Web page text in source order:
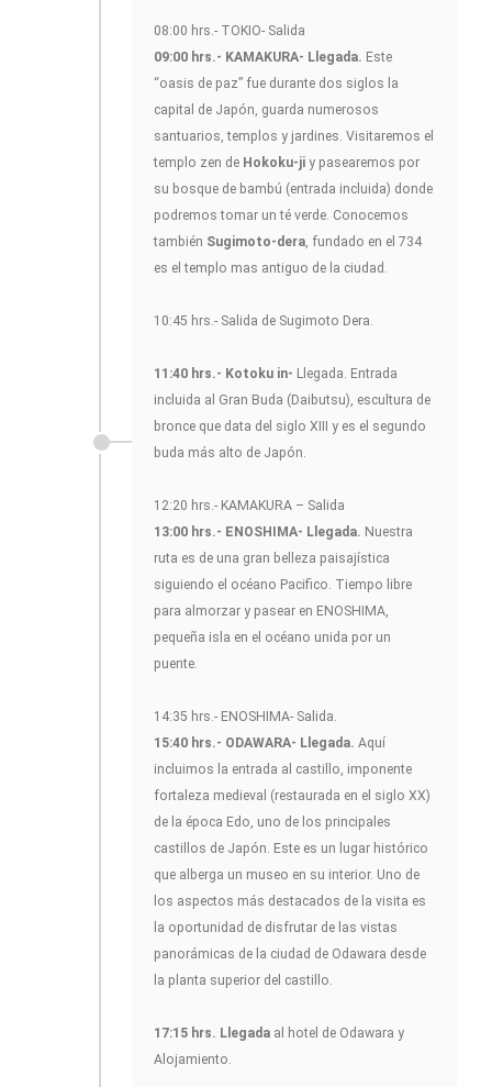
08:00 hrs.- TOKIO- Salida
09:00 hrs.- KAMAKURA- Llegada. Este
“oasis de paz” fue durante dos siglos la
capital de Japón, guarda numerosos
santuarios, templos y jardines. Visitaremos el
templo zen de Hokoku-ji y pasearemos por
su bosque de bambú (entrada incluida) donde
podremos tomar un té verde. Conocemos
también Sugimoto-dera, fundado en el 734
es el templo mas antiguo de la ciudad.
10:45 hrs.- Salida de Sugimoto Dera.
11:40 hrs.- Kotoku in- Llegada. Entrada
incluida al Gran Buda (Daibutsu), escultura de
bronce que data del siglo XIII y es el segundo
buda más alto de Japón.
12:20 hrs.- KAMAKURA – Salida
13:00 hrs.- ENOSHIMA- Llegada. Nuestra
ruta es de una gran belleza paisajística
siguiendo el océano Pacifico. Tiempo libre
para almorzar y pasear en ENOSHIMA,
pequeña isla en el océano unida por un
puente.
14:35 hrs.- ENOSHIMA- Salida.
15:40 hrs.- ODAWARA- Llegada. Aquí
incluimos la entrada al castillo, imponente
fortaleza medieval (restaurada en el siglo XX)
de la época Edo, uno de los principales
castillos de Japón. Este es un lugar histórico
que alberga un museo en su interior. Uno de
los aspectos más destacados de la visita es
la oportunidad de disfrutar de las vistas
panorámicas de la ciudad de Odawara desde
la planta superior del castillo.
17:15 hrs. Llegada al hotel de Odawara y
Alojamiento.